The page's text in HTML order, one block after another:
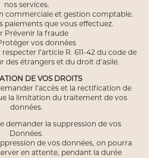
nos services.
commerciale et gestion comptable.
paiements que vous effectuez.
Prévenir la fraude
vos données
l’article R. 611-42 du code de
des étrangers et du droit d’asile.
DE VOS DROITS
l’accès et la rectification de
la limitation du traitement de vos
données.
demander la suppression de vos
Données.
de vos données, on pourra
en attente, pendant la durée